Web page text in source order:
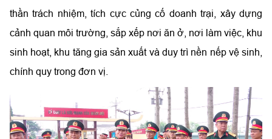
thần trách nhiệm, tích cực củng cố doanh trại, xây dựng
cảnh quan môi trường, sắp xếp nơi ăn ở, nơi làm việc, khu
sinh hoạt, khu tăng gia sản xuất và duy trì nền nếp vệ sinh,
chính quy trong đơn vị.